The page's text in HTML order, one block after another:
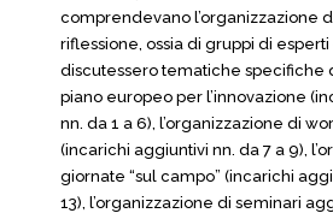
comprendevano l’organizzazione
riflessione, ossia di gruppi di
discutessero tematiche specifiche
piano europeo per l’innovazione
nn. da 1 a 6), l’organizzazione di
(incarichi aggiuntivi nn. da 7 a 9),
giornate “sul campo” (incarichi
13), l’organizzazione di seminari